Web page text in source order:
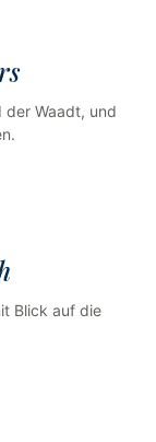
der Waadt, und
Blick auf die